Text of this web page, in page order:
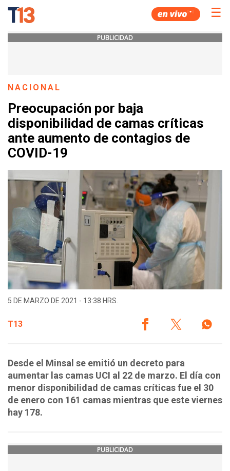
☰
PUBLICIDAD
NACIONAL
Preocupación por baja
disponibilidad de camas críticas
ante aumento de contagios de
COVID-19
5 DE MARZO DE 2021 - 13:38 HRS.
T13
Desde el Minsal se emitió un decreto para
aumentar las camas UCI al 22 de marzo. El día con
menor disponibilidad de camas críticas fue el 30
de enero con 161 camas mientras que este viernes
hay 178.
PUBLICIDAD